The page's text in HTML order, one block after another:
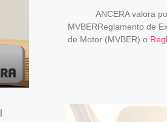
ANCERA valora
MVBERReglamento de
de Motor (MVBER) o